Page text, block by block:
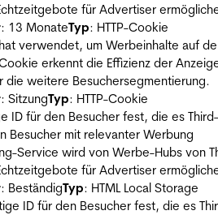
für Advertiser
: 13 MonateTyp: HTTP-Cookie
verwendet, um Werbeinhalte auf
erkennt die Effizienz der
die weitere Besuchersegmentierung.
: SitzungTyp: HTTP-Cookie
ID für den Besucher fest, die es
Besucher mit relevanter Werbung
Service wird von Werbe-Hubs von
für Advertiser
: BeständigTyp: HTML Local Storage
ID für den Besucher fest, die es